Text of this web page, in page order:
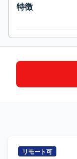
特徴
リモート可